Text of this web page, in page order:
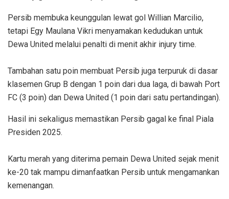
Persib membuka keunggulan lewat gol Willian Marcilio,
tetapi Egy Maulana Vikri menyamakan kedudukan untuk
Dewa United melalui penalti di menit akhir injury time.
‎Tambahan satu poin membuat Persib juga terpuruk di dasar
klasemen Grup B dengan 1 poin dari dua laga, di bawah Port
FC (3 poin) dan Dewa United (1 poin dari satu pertandingan).
Hasil ini sekaligus memastikan Persib gagal ke final Piala
Presiden 2025.
‎Kartu merah yang diterima pemain Dewa United sejak menit
ke-20 tak mampu dimanfaatkan Persib untuk mengamankan
kemenangan.